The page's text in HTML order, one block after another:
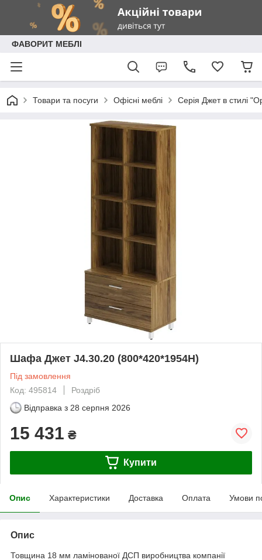
ФАВОРИТ МЕБЛІ
Товари та посуги Офісні меблі Серія Джет в стилі
Шафа Джет J4.30.20 (800*420*1954Н)
Під замовлення
Код: 495814
Роздріб
Відправка з 28 серпня 2026
15 431 ₴
Купити
Опис Характеристики Доставка Оплата Умови
Опис
Товщина 18 мм ламінованої ДСП виробництва компанії